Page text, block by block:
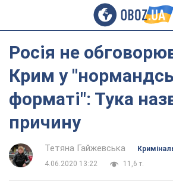
Росія не
Крим у
форматі": Тука
причину
Тетяна Гайжевська
4.06.2020 13:22
11,6 т.